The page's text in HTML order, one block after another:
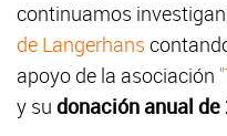
continuamos
de Langerhans
apoyo de la asociación
y su donación anual de